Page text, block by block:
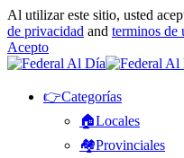
Al utilizar este sitio, usted
de privacidad and terminos de
Acepto
👉Categorías
🏠Locales
🏘️Provinciales